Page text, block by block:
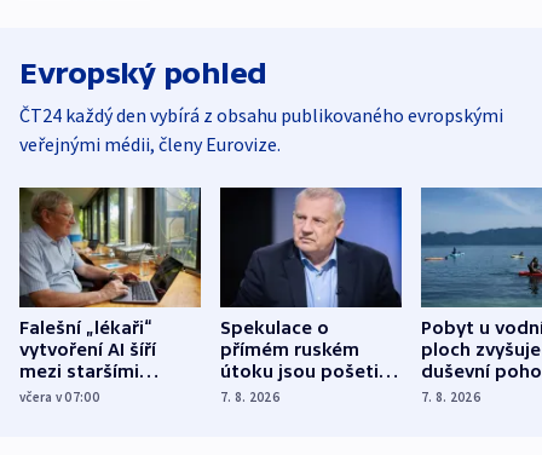
Evropský pohled
ČT24 každý den vybírá z obsahu publikovaného evropskými
veřejnými médii, členy Eurovize.
Falešní „lékaři“
vytvoření AI šíří
mezi staršími
Poláky nebezpečné
včera v 07:00
Spekulace o
přímém ruském
útoku jsou pošetilé,
míní estonský
7. 8. 2026
Pobyt u
ploch zvyšuje
duševní
ukázala
7. 8. 2026